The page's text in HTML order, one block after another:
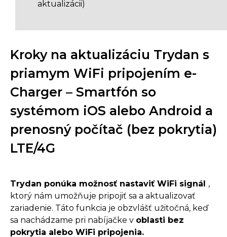
aktualizácii)
Kroky na aktualizáciu Trydan s
priamym WiFi pripojením e-
Charger – Smartfón so
systémom iOS alebo Android a
prenosný počítač (bez pokrytia)
LTE/4G
Trydan ponúka možnosť nastaviť WiFi signál ,
ktorý nám umožňuje pripojiť sa a aktualizovať
zariadenie. Táto funkcia je obzvlášť užitočná, keď
sa nachádzame pri nabíjačke v oblasti bez
pokrytia alebo WiFi pripojenia.